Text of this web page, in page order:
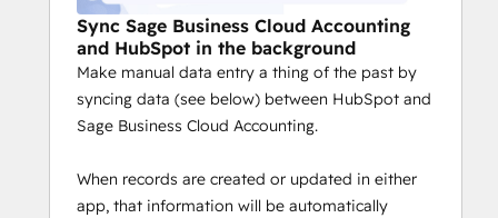
Sync Sage Business Cloud Accounting
and HubSpot in the background
Make manual data entry a thing of the past by
syncing data (see below) between HubSpot and
Sage Business Cloud Accounting.
When records are created or updated in either
app, that information will be automatically